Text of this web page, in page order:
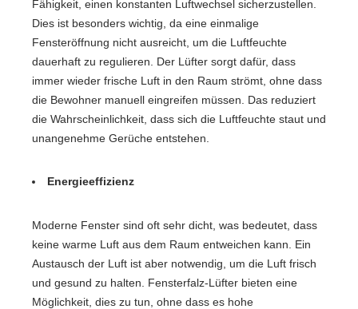
Fähigkeit, einen konstanten Luftwechsel sicherzustellen.
Dies ist besonders wichtig, da eine einmalige
Fensteröffnung nicht ausreicht, um die Luftfeuchte
dauerhaft zu regulieren. Der Lüfter sorgt dafür, dass
immer wieder frische Luft in den Raum strömt, ohne dass
die Bewohner manuell eingreifen müssen. Das reduziert
die Wahrscheinlichkeit, dass sich die Luftfeuchte staut und
unangenehme Gerüche entstehen.
Energieeffizienz
Moderne Fenster sind oft sehr dicht, was bedeutet, dass
keine warme Luft aus dem Raum entweichen kann. Ein
Austausch der Luft ist aber notwendig, um die Luft frisch
und gesund zu halten. Fensterfalz-Lüfter bieten eine
Möglichkeit, dies zu tun, ohne dass es hohe